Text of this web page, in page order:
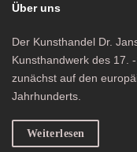
Über uns
Der Kunsthandel Dr.
Kunsthandwerk des 17.
zunächst auf den
Jahrhunderts.
Weiterlesen